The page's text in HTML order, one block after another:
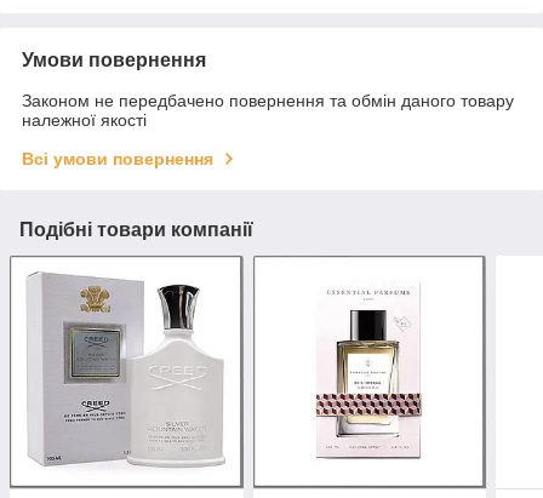
Умови повернення
Законом не передбачено повернення та обмін даного товару
належної якості
Всі умови повернення
Подібні товари компанії